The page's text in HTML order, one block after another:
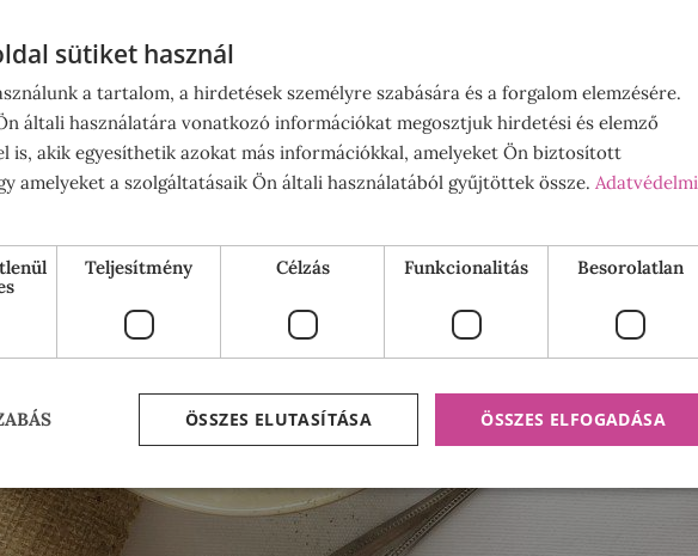
sütiket használ
a tartalom, a hirdetések személyre szabására és a forgalom elemzésére.
általi használatára vonatkozó információkat megosztjuk hirdetési és elemző
is, akik egyesíthetik azokat más információkkal, amelyeket Ön biztosított
amelyeket a szolgáltatásaik Ön általi használatából gyűjtöttek össze. Adatvédelmi
Teljesítmény Célzás Funkcionalitás Besorolatlan
ÖSSZES ELFOGADÁSA
ÖSSZES ELUTASÍTÁSA